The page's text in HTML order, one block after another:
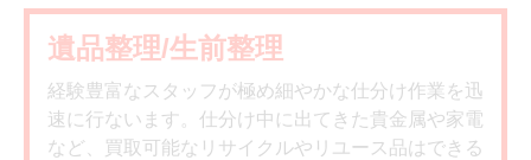
遺品整理/生前整理
経験豊富なスタッフが極め細やかな仕分け作業を迅
速に行ないます。仕分け中に出てきた貴金属や家電
など、買取可能なリサイクルやリユース品はできる